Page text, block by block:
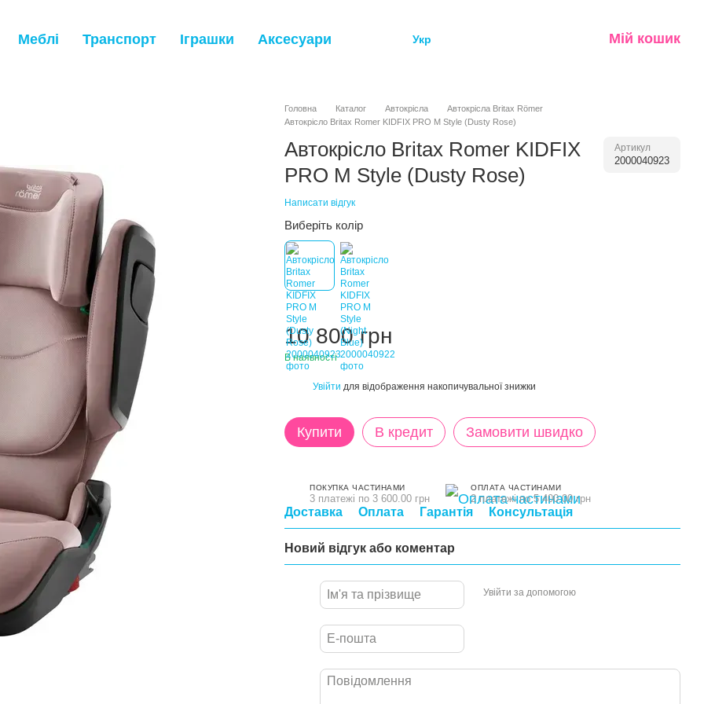
Меблі Транспорт Іграшки Аксесуари Укр Мій кошик
Головна Каталог Автокрісла
Автокрісла Britax Römer
Автокрісло Britax Romer KIDFIX PRO M Style (Dusty Rose)
Автокрісло Britax Romer KIDFIX
PRO M Style (Dusty Rose)
Артикул
2000040923
Написати відгук
Виберіть колір
10 800 грн
В наявності
Увійти для відображення накопичувальної знижки
Купити В кредит Замовити швидко
ПОКУПКА ЧАСТИНАМИ
3 платежі по 3 600.00 грн
ОПЛАТА ЧАСТИНАМИ
2 платежі по 5 400.00 грн
Доставка Оплата Гарантія Консультація
Новий відгук або коментар
Увійти за допомогою